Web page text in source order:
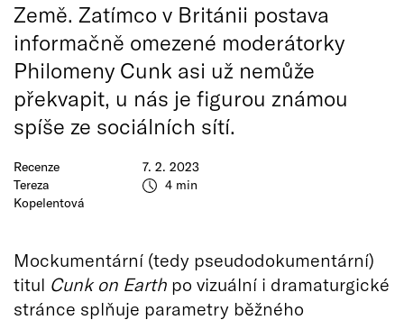
Recenze
Tereza
Kopelentová
7. 2. 2023
4 min
Země. Zatímco v Británii postava
informačně omezené moderátorky
Philomeny Cunk asi už nemůže
překvapit, u nás je figurou známou
spíše ze sociálních sítí.
Mockumentární (tedy pseudodokumentární)
titul Cunk on Earth po vizuální i dramaturgické
stránce splňuje parametry běžného